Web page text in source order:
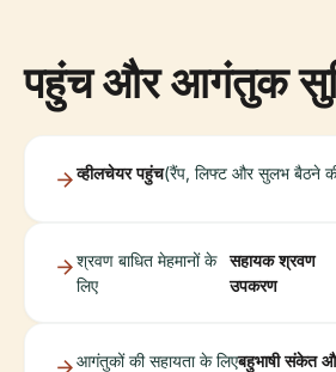
पहुंच और आगंतुक
व्हीलचेयर पहुंच(रैंप, लिफ्ट और सुलभ बैठने
श्रवण बाधित मेहमानों के
लिए
सहायक श्रवण
उपकरण
आगंतुकों की सहायता के लिएबहुभाषी संकेत